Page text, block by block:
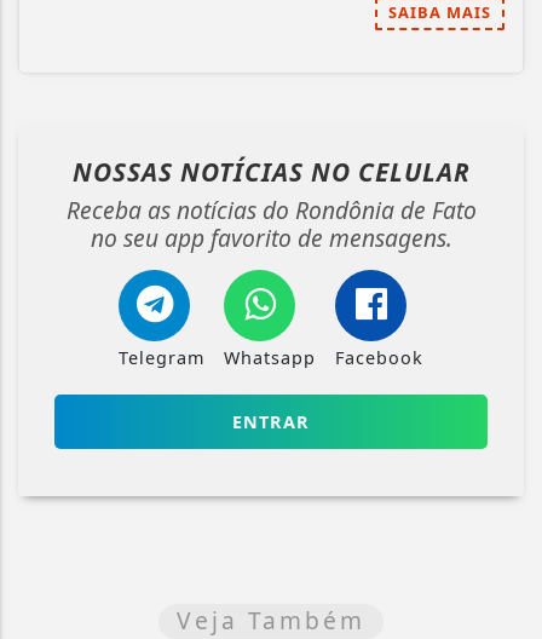
SAIBA MAIS
NOSSAS NOTÍCIAS NO CELULAR
Receba as notícias do Rondônia de Fato
no seu app favorito de mensagens.
Telegram Whatsapp Facebook
ENTRAR
Veja Também